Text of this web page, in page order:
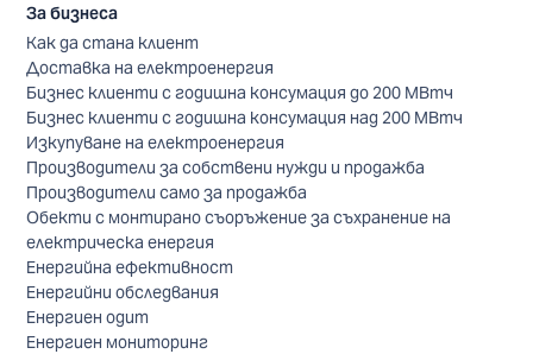
За бизнеса
Как да стана клиент
Доставка на електроенергия
Бизнес клиенти с годишна консумация до 200 МВтч
Бизнес клиенти с годишна консумация над 200 МВтч
Изкупуване на електроенергия
Производители за собствени нужди и продажба
Производители само за продажба
Обекти с монтирано съоръжение за съхранение на
електрическа енергия
Енергийна ефективност
Енергийни обследвания
Енергиен одит
Енергиен мониторинг